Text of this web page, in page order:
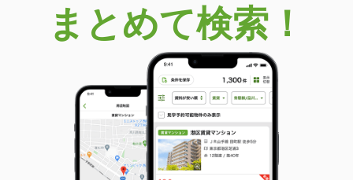
まとめて検索！